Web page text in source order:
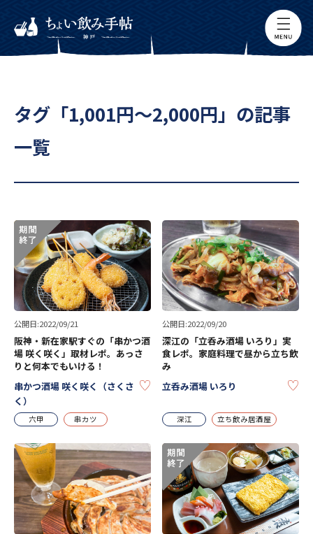
タグ「1,001円～2,000円」の記事
一覧
公開日:2022/09/21
阪神・新在家駅すぐの「串かつ酒
場 咲く咲く」取材レポ。あっさ
りと何本でもいける！
串かつ酒場 咲く咲く（さくさ
く）
KEEP
六甲 串カツ
公開日:2022/09/20
深江の「立呑み酒場 いろり」実
食レポ。家庭料理で昼から立ち飲
み
立呑み酒場 いろり
深江 立ち飲み居酒屋